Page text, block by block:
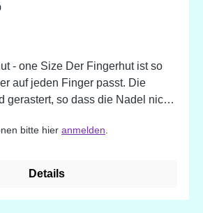
- one Size Der Fingerhut ist so
auf jeden Finger passt. Die
gerastert, so dass die Nadel nicht
bitte hier anmelden
Details